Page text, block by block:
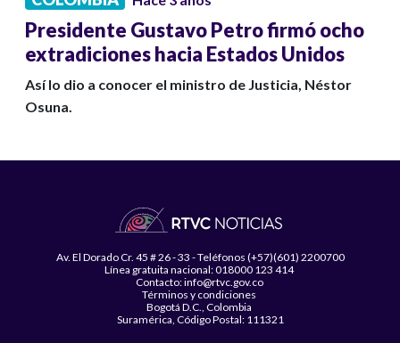
Presidente Gustavo Petro firmó ocho
extradiciones hacia Estados Unidos
Así lo dio a conocer el ministro de Justicia, Néstor
Osuna.
Av. El Dorado Cr. 45 # 26 - 33 - Teléfonos (+57)(601) 2200700
Línea gratuita nacional: 018000 123 414
Contacto: info@rtvc.gov.co
Términos y condiciones
Bogotá D.C., Colombia
Suramérica, Código Postal: 111321